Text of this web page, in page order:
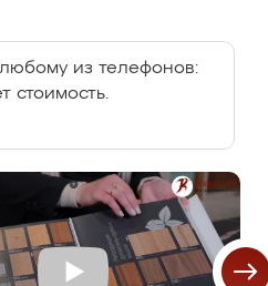
из телефонов:
стоимость.